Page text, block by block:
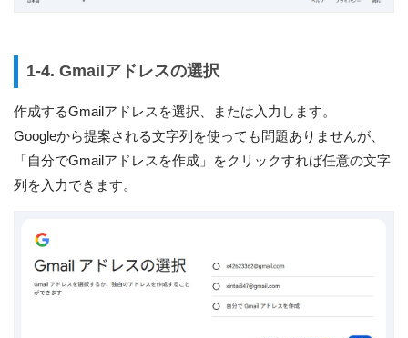
1-4. Gmailアドレスの選択
作成するGmailアドレスを選択、または入力します。
Googleから提案される文字列を使っても問題ありませんが、
「自分でGmailアドレスを作成」をクリックすれば任意の文字
列を入力できます。